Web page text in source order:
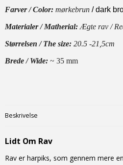
Farver / Color: mørkebrun / dark
Materialer / Matherial: Ægte rav /
Størrelsen / The size: 20.5 -21,5cm
Brede / Wide: ~ 35 mm
Beskrivelse
Lidt Om Rav
Rav er harpiks, som gennem mere